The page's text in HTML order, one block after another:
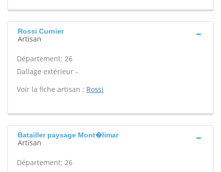
Rossi Curnier
Artisan
Département: 26
Dallage extérieur -
Voir la fiche artisan : Rossi
Batailler paysage Mont�limar
Artisan
Département: 26